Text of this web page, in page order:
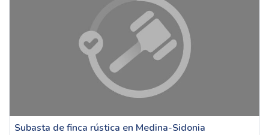
Subasta de finca rústica en Medina-Sidonia